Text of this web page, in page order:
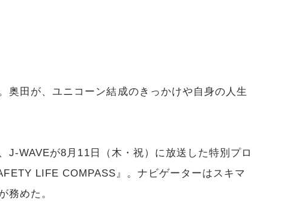
奥田が、ユニコーン結成のきっかけや自身の人生
J-WAVEが8月11日（木・祝）に放送した特別プロ
LIFE COMPASS』。ナビゲーターはスキマ
務めた。